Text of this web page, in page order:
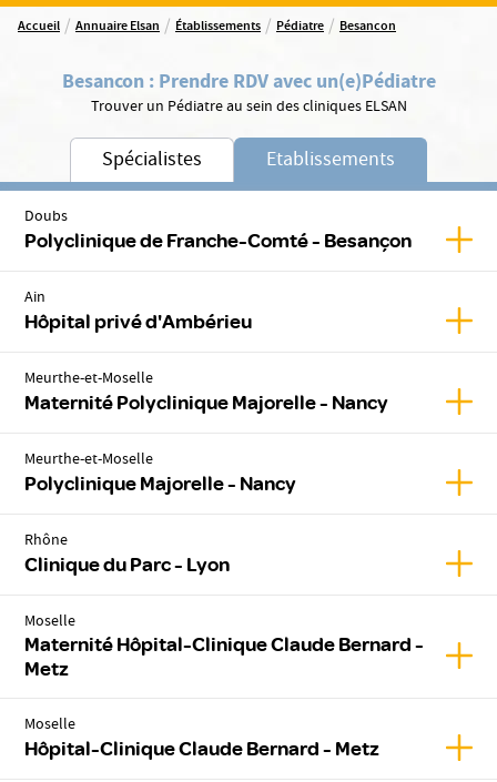
Accueil / Annuaire Elsan / Établissements / Pédiatre / Besancon
Besancon: Prendre RDV avec un(e)Pédiatre
Trouver un Pédiatre au sein des cliniques ELSAN
Spécialistes Etablissements
Doubs
Polyclinique de Franche-Comté - Besançon
Ain
Hôpital privé d'Ambérieu
Meurthe-et-Moselle
Maternité Polyclinique Majorelle - Nancy
Meurthe-et-Moselle
Polyclinique Majorelle - Nancy
Rhône
Clinique du Parc - Lyon
Moselle
Maternité Hôpital-Clinique Claude Bernard -
Metz
Moselle
Hôpital-Clinique Claude Bernard - Metz